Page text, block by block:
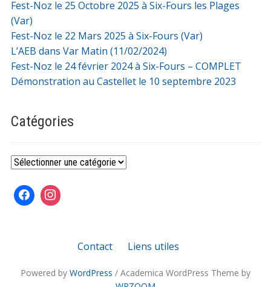
Fest-Noz le 25 Octobre 2025 à Six-Fours les Plages
(Var)
Fest-Noz le 22 Mars 2025 à Six-Fours (Var)
L’AEB dans Var Matin (11/02/2024)
Fest-Noz le 24 février 2024 à Six-Fours – COMPLET
Démonstration au Castellet le 10 septembre 2023
Catégories
Catégories
Contact Liens utiles
Powered by WordPress / Academica WordPress Theme by